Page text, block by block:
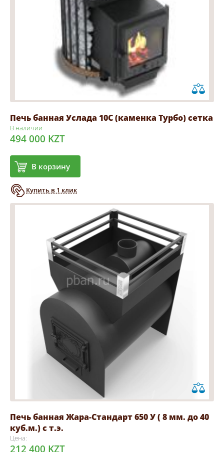
Печь банная Услада 10С (каменка Турбо) сетка
В наличии
494 000 KZT
В корзину
Купить в 1 клик
Печь банная Жара-Стандарт 650 У ( 8 мм. до 40
куб.м.) с т.э.
Цена:
212 400 KZT